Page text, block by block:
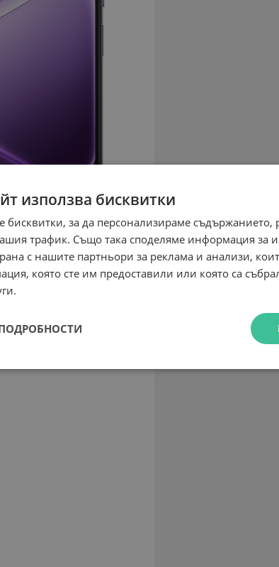
използва бисквитки
бисквитки, за да персонализираме съдържанието,
трафик. Също така споделяме информация за
с нашите партньори за реклама и анализи,
която сте им предоставили или която са